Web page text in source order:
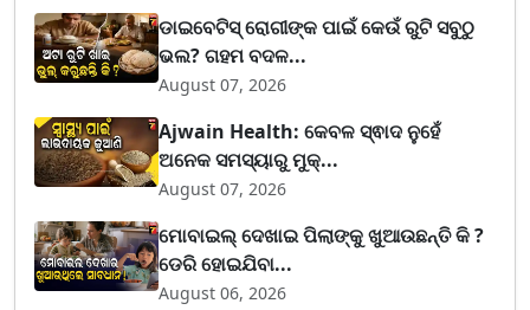
ଡାଇବେଟିସ୍ ରୋଗୀଙ୍କ ପାଇଁ କେଉଁ ରୁଟି ସବୁଠୁ
ଭଲ? ଗହମ ବଦଳ...
August 07, 2026
Ajwain Health: କେବଳ ସ୍ଵାଦ ନୁହେଁ
ଅନେକ ସମସ୍ୟାରୁ ମୁକ୍...
August 07, 2026
ମୋବାଇଲ୍ ଦେଖାଇ ପିଲାଙ୍କୁ ଖୁଆଉଛନ୍ତି କି ?
ଡେରି ହୋଇଯିବା...
August 06, 2026